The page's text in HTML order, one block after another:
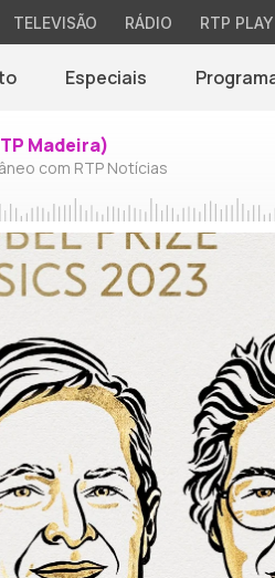
TELEVISÃO RÁDIO RTP PLAY
Especiais
Madeira)
com RTP Notícias